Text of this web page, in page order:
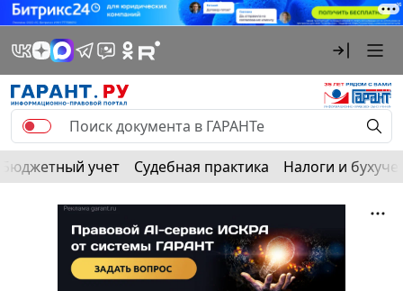
Бюджетный учет Судебная практика Налоги и